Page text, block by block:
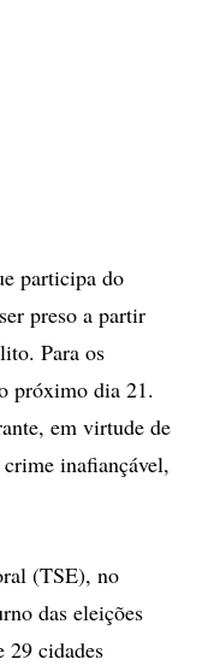
participa do
preso a partir
Para os
próximo dia 21.
em virtude de
inafiançável,
(TSE), no
das eleições
29 cidades